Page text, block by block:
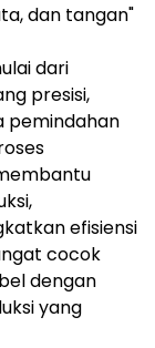
dan tangan"
dari
presisi,
pemindahan
efisiensi
cocok
dengan
yang